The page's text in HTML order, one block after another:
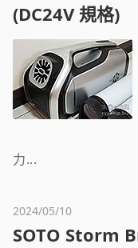
(DC24V 規格)
力...
2024/05/10
SOTO Storm